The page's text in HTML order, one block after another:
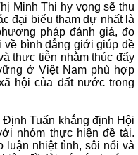
Minh Thi hy vọng sẽ thu
đại biểu tham dự nhất là
pháp đánh giá, đo
về bình đẳng giới giúp đề
thực tiễn nhằm thúc đẩy
ở Việt Nam phù hợp
hội của đất nước trong
Tuấn khẳng định Hội
nhóm thực hiện đề tài.
luận nhiệt tình, sôi nổi và